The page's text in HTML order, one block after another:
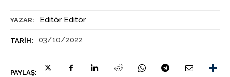
YAZAR: Editör Editör
TARIH: 03/10/2022
PAYLAŞ: